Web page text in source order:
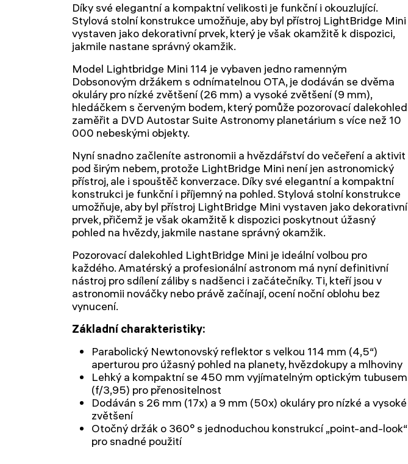
Díky své elegantní a kompaktní velikosti je funkční i okouzlující.
Stylová stolní konstrukce umožňuje, aby byl přístroj LightBridge Mini
vystaven jako dekorativní prvek, který je však okamžitě k dispozici,
jakmile nastane správný okamžik.
Model Lightbridge Mini 114 je vybaven jedno ramenným
Dobsonovým držákem s odnímatelnou OTA, je dodáván se dvěma
okuláry pro nízké zvětšení (26 mm) a vysoké zvětšení (9 mm),
hledáčkem s červeným bodem, který pomůže pozorovací dalekohled
zaměřit a DVD Autostar Suite Astronomy planetárium s více než 10
000 nebeskými objekty.
Nyní snadno začleníte astronomii a hvězdářství do večeření a aktivit
pod širým nebem, protože LightBridge Mini není jen astronomický
přístroj, ale i spouštěč konverzace. Díky své elegantní a kompaktní
konstrukci je funkční i příjemný na pohled. Stylová stolní konstrukce
umožňuje, aby byl přístroj LightBridge Mini vystaven jako dekorativní
prvek, přičemž je však okamžitě k dispozici poskytnout úžasný
pohled na hvězdy, jakmile nastane správný okamžik.
Pozorovací dalekohled LightBridge Mini je ideální volbou pro
každého. Amatérský a profesionální astronom má nyní definitivní
nástroj pro sdílení záliby s nadšenci i začátečníky. Ti, kteří jsou v
astronomii nováčky nebo právě začínají, ocení noční oblohu bez
vynucení.
Základní charakteristiky:
Parabolický Newtonovský reflektor s velkou 114 mm (4,5“)
aperturou pro úžasný pohled na planety, hvězdokupy a mlhoviny
Lehký a kompaktní se 450 mm vyjímatelným optickým tubusem
(f/3,95) pro přenositelnost
Dodáván s 26 mm (17x) a 9 mm (50x) okuláry pro nízké a vysoké
zvětšení
Otočný držák o 360° s jednoduchou konstrukcí „point-and-look“
pro snadné použití